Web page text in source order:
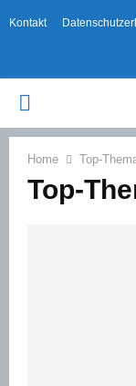
Kontakt
PRIMARY
MENU
Home Top-
Top-